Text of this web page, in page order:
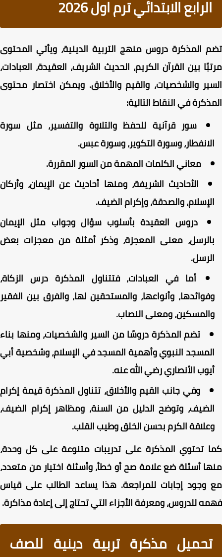
الرابع الابتدائي ترم اول 2026
المذكرة دروس منهج التربية الدينية، ويأتي المحتوى
بين القرآن الكريم، الحديث الشريف، العقيدة، العبادات،
والشخصيات، والقيم والأخلاق. ويمكن اختصار محتوى
في النقاط التالية:
سور قرآنية للحفظ والتلاوة والتفسير، مثل سورة
وسورة التكوير، وسورة عبس.
معاني الكلمات المهمة من السور المقررة.
الأحاديث الشريفة، ومنها أحاديث عن الإيمان، وأركان
والصدقة، وإكرام الضيف.
دروس العقيدة بأسلوب سؤال وجواب مثل الإيمان
معنى المعجزة، وذكر أمثلة من معجزات بعض
أما في العبادات، فتتناول المذكرة درس الزكاة،
وأنواعها، والمستحقين لها، والفرق بين الفقير
ومعنى النصاب.
تضم المذكرة دروسًا من السير والشخصيات، ومنها بناء
النبوي وأهمية المسجد في الإسلام، وشخصية أبي
الأنصاري رضي الله عنه.
وفي جانب القيم والأخلاق، تتناول المذكرة قيمة إكرام
وتوضح الدليل من السنة، ومظاهر إكرام الضيف،
الكرم بحسن الخلق وطيب القلب.
تحتوي المذكرة على تدريبات متنوعة على كل وحدة،
أسئلة ضع علامة صح أو خطأ، وأسئلة اختيار من متعدد،
وجود إجابات للمراجعة. هذا يساعد الطالب على قياس
للدروس، ومعرفة الأجزاء التي تحتاج إلى إعادة مذاكرة.
تحميل مذكرة تربية دينية للصف